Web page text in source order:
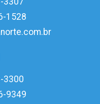
1528
3300
9349